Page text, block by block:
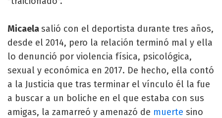
Micaelasalió con el deportista durante tres años,
desde el 2014, pero la relación terminó mal y ella
lo denunció por violencia física, psicológica,
sexual y económica en 2017. De hecho, ella contó
a la Justicia que tras terminar el vínculo él la fue
a buscar a un boliche en el que estaba con sus
amigas, la zamarreó y amenazó de muerte sino